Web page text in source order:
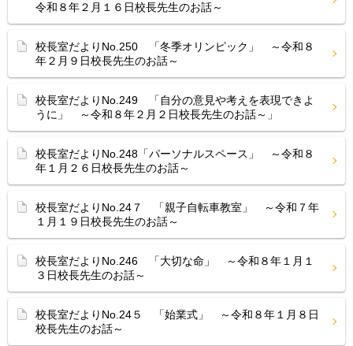
令和８年２月１６日校長先生のお話～
校長室だよりNo.250 「冬季オリンピック」 ～令和８
年２月９日校長先生のお話～
校長室だよりNo.249 「自分の意見や考えを表現できよ
うに」 ～令和８年２月２日校長先生のお話～」
校長室だよりNo.248「パーソナルスペース」 ～令和８
年１月２６日校長先生のお話～
校長室だよりNo.24７ 「親子自転車教室」 ～令和７年
１月１９日校長先生のお話～
校長室だよりNo.246 「大切な命」 ～令和８年１月１
３日校長先生のお話～
校長室だよりNo.24５ 「始業式」 ～令和８年１月８日
校長先生のお話～